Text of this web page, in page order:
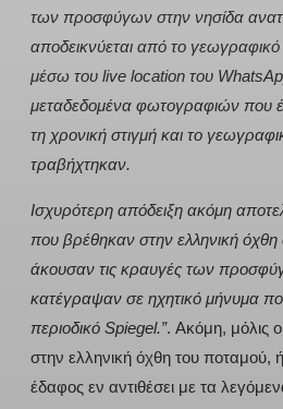
των προσφύγων στην νησίδα
αποδεικνύεται από το γεωγραφικό
μέσω του live location του
μεταδεδομένα φωτογραφιών που
τη χρονική στιγμή και το
τραβήχτηκαν.
Ισχυρότερη απόδειξη ακόμη
που βρέθηκαν στην ελληνική
άκουσαν τις κραυγές των
κατέγραψαν σε ηχητικό μήνυμα
περιοδικό Spiegel.”. Ακόμη, μόλις
στην ελληνική όχθη του ποταμού,
έδαφος εν αντιθέσει με τα